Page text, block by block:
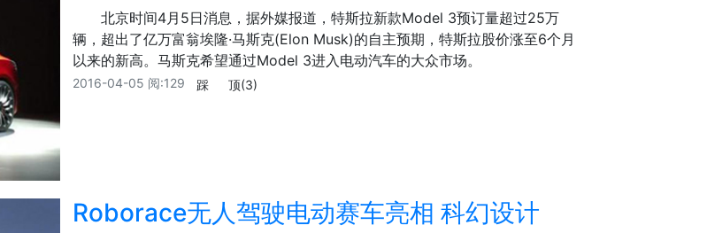
北京时间4月5日消息，据外媒报道，特斯拉新款Model 3预订量超过25万
辆，超出了亿万富翁埃隆·马斯克(Elon Musk)的自主预期，特斯拉股价涨至6个月
以来的新高。马斯克希望通过Model 3进入电动汽车的大众市场。
2016-04-05 阅:129 踩 顶(3)
Roborace无人驾驶电动赛车亮相 科幻设计